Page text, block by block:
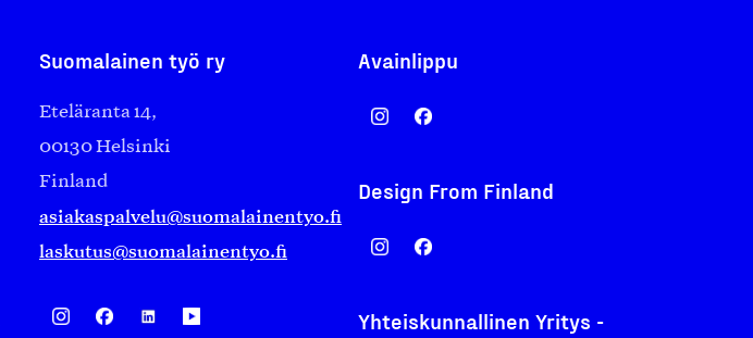
Suomalainen työ ry
Eteläranta 14,
00130 Helsinki
Finland
asiakaspalvelu@suomalainentyo.fi
laskutus@suomalainentyo.fi
Avainlippu
Design From Finland
Yhteiskunnallinen Yritys -